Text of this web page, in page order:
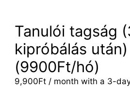
Tanulói tagság
kipróbálás után)
(9900Ft/hó)
9,900Ft / month with a 3-